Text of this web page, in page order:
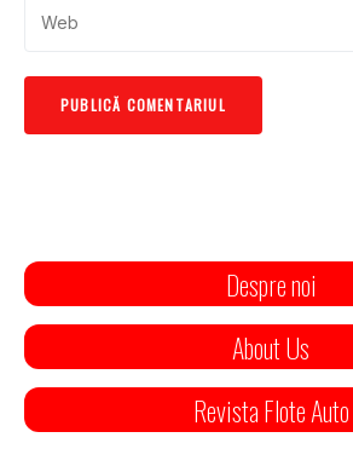
Despre noi
About Us
Revista Flote Auto